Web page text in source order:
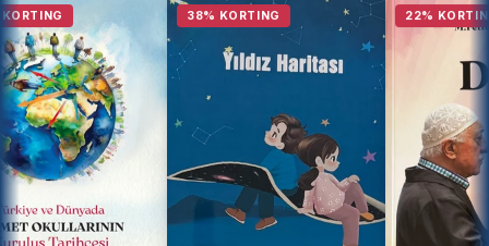
38% KORTING 22% KORTING